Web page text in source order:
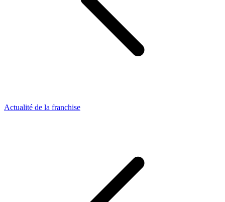
Actualité de la franchise